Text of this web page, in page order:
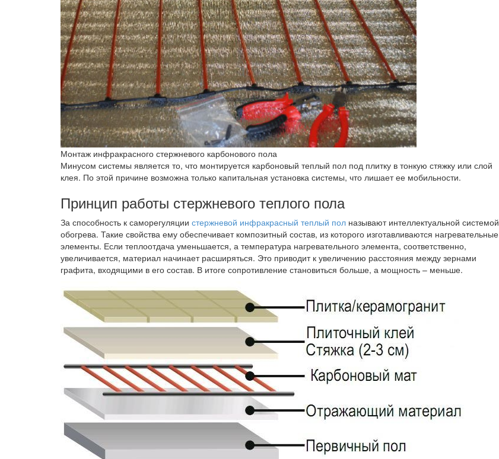
Монтаж инфракрасного стержневого карбонового пола
Минусом системы является то, что монтируется карбоновый теплый пол под плитку в тонкую стяжку или слой
клея. По этой причине возможна только капитальная установка системы, что лишает ее мобильности.
Принцип работы стержневого теплого пола
За способность к саморегуляции стержневой инфракрасный теплый пол называют интеллектуальной системой
обогрева. Такие свойства ему обеспечивает композитный состав, из которого изготавливаются нагревательные
элементы. Если теплоотдача уменьшается, а температура нагревательного элемента, соответственно,
увеличивается, материал начинает расширяться. Это приводит к увеличению расстояния между зернами
графита, входящими в его состав. В итоге сопротивление становиться больше, а мощность – меньше.